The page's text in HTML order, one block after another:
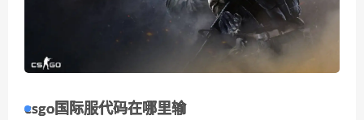
csgo国际服代码在哪里输